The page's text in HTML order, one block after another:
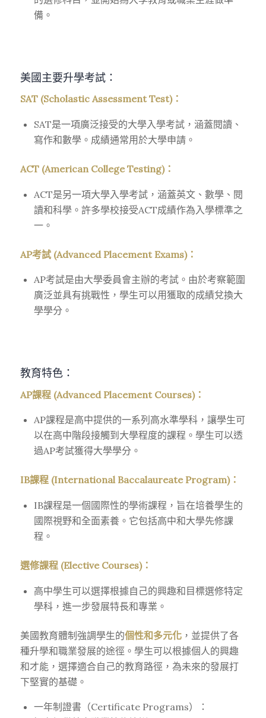
備。
美國主要升學考試：
SAT (Scholastic Assessment Test)：
SAT是一項廣泛接受的大學入學考試，涵蓋閱讀、
寫作和數學。成績通常用於大學申請。
ACT (American College Testing)：
ACT是另一項大學入學考試，涵蓋英文、數學、閱
讀和科學。許多學校接受ACT成績作為入學標準之
一。
AP考試 (Advanced Placement Exams)：
AP考試是由大學委員會主辦的考試。由於考察範圍
廣泛並具有挑戰性，學生可以用獲取的成績兌換大
學學分。
教育特色：
AP課程 (Advanced Placement Courses)：
AP課程是高中提供的一系列高水準學科，讓學生可
以在高中階段接觸到大學程度的課程。學生可以透
過AP考試獲得大學學分。
IB課程 (International Baccalaureate Program)：
IB課程是一個國際性的學術課程，旨在培養學生的
國際視野和全面素養。它包括高中和大學先修課
程。
選修課程 (Elective Courses)：
高中學生可以選擇根據自己的興趣和目標選修特定
學科，進一步發展特長和專業。
美國教育體制強調學生的個性和多元化，並提供了各
種升學和職業發展的途徑。學生可以根據個人的興趣
和才能，選擇適合自己的教育路徑，為未來的發展打
下堅實的基礎。
一年制證書（Certificate Programs）：